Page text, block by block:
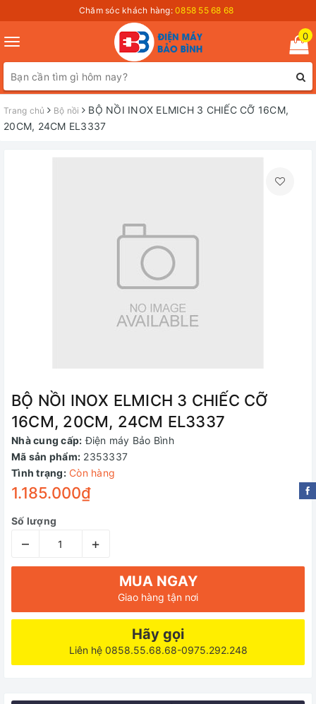
Chăm sóc khách hàng: 0858 55 68 68
Toggle
navigation
0
Trang chủ Bộ nồi
BỘ NỒI INOX ELMICH 3 CHIẾC CỠ 16CM,
20CM, 24CM EL3337
BỘ NỒI INOX ELMICH 3 CHIẾC CỠ
16CM, 20CM, 24CM EL3337
Nhà cung cấp: Điện máy Bảo Bình
Mã sản phẩm: 2353337
Tình trạng: Còn hàng
1.185.000₫
Số lượng
– +
MUA NGAY
Giao hàng tận nơi
Hãy gọi
Liên hệ 0858.55.68.68-0975.292.248